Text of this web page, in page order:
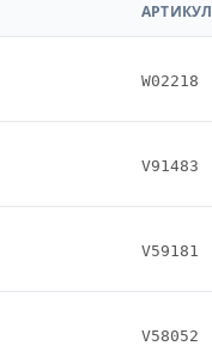
АРТИКУЛ
W02218
V91483
V59181
V58052